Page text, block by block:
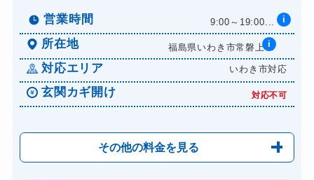
営業時間 9:00～19:00... i
所在地 福島県いわき市常磐上...
i
対応エリア いわき市対応
玄関カギ開け 対応不可
その他の料金を見る